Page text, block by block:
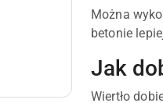
Można
betonie
Jak
Wiertło